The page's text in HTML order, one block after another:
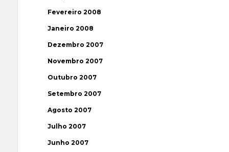
Fevereiro 2008
Janeiro 2008
Dezembro 2007
Novembro 2007
Outubro 2007
Setembro 2007
Agosto 2007
Julho 2007
Junho 2007